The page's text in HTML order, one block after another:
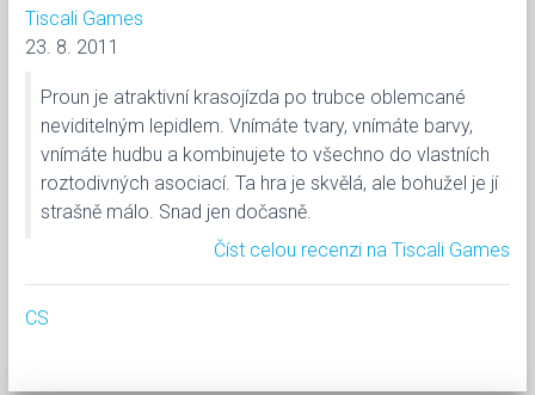
Tiscali Games
23. 8. 2011
Proun je atraktivní krasojízda po trubce oblemcané
neviditelným lepidlem. Vnímáte tvary, vnímáte barvy,
vnímáte hudbu a kombinujete to všechno do vlastních
roztodivných asociací. Ta hra je skvělá, ale bohužel je jí
strašně málo. Snad jen dočasně.
Číst celou recenzi na Tiscali Games
CS